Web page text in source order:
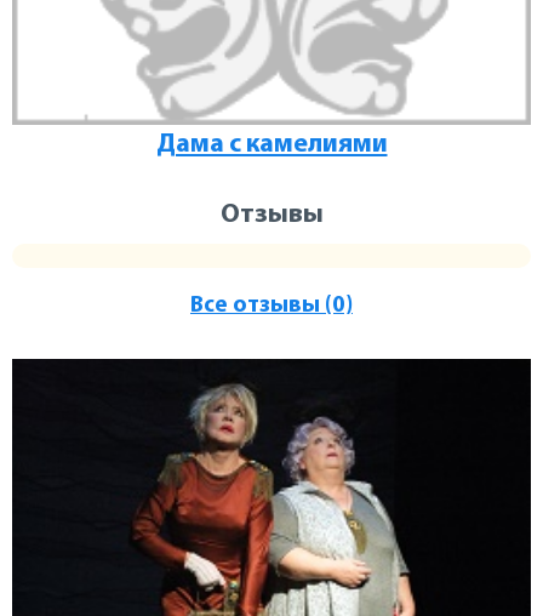
Дама с камелиями
Отзывы
Все отзывы (0)